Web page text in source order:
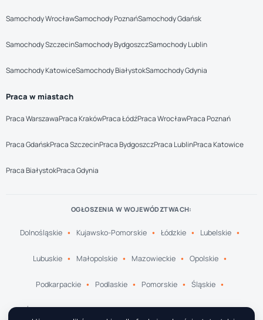
Samochody WrocławSamochody PoznańSamochody Gdańsk
Samochody SzczecinSamochody BydgoszczSamochody Lublin
Samochody KatowiceSamochody BiałystokSamochody Gdynia
Praca w miastach
Praca WarszawaPraca KrakówPraca ŁódźPraca WrocławPraca Poznań
Praca GdańskPraca SzczecinPraca BydgoszczPraca LublinPraca Katowice
Praca BiałystokPraca Gdynia
OGŁOSZENIA W WOJEWÓDZTWACH:
Dolnośląskie Kujawsko-Pomorskie Łódzkie Lubelskie
Lubuskie Małopolskie Mazowieckie Opolskie
Podkarpackie Podlaskie Pomorskie Śląskie
Świętokrzyskie Warmińsko-Mazurskie Wielkopolskie